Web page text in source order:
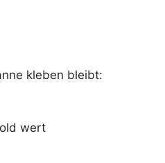
kleben bleibt:
wert